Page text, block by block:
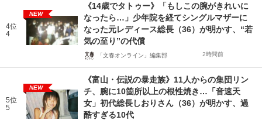
4位
4
NEW
《14歳でタトゥー》「もしこの腕がきれいに
なったら…」少年院を経てシングルマザーに
なった元レディース総長（36）が明かす、“若
気の至り”の代償
「文春オンライン」編集部 2時間前
5位
5
NEW
《富山・伝説の暴走族》11人からの集団リン
チ、腕に10箇所以上の根性焼き…「音速天
女」初代総長しおりさん（36）が明かす、過
酷すぎる10代